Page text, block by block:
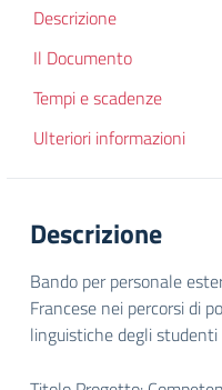
Descrizione
Il Documento
Tempi e scadenze
Ulteriori informazioni
Descrizione
Bando per personale
Francese nei percorsi di
linguistiche degli studenti